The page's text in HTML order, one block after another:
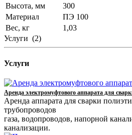
Высота, мм
300
Материал
ПЭ 100
Вес, кг
1,03
Услуги (2)
Услуги
Аренда электромуфтового аппарата для
Аренда аппарата для сварки
трубопроводов
газа, водопроводов, напорной
канализации.